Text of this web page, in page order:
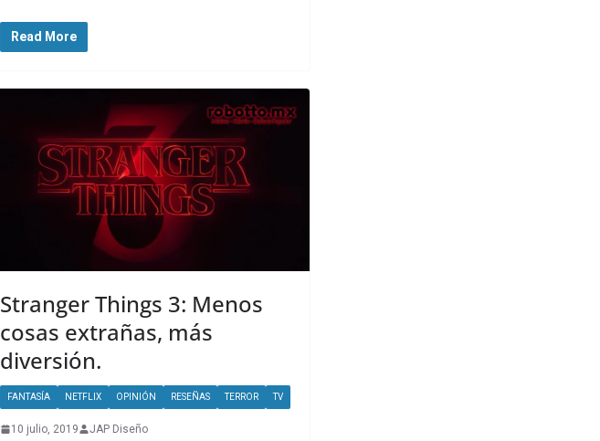
Read More
Stranger Things 3: Menos
cosas extrañas, más
diversión.
FANTASÍA NETFLIX OPINIÓN RESEÑAS TERROR TV
10 julio, 2019 JAP Diseño